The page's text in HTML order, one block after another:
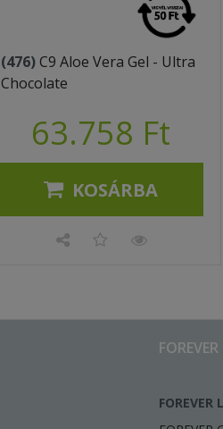
(476)C9 Aloe Vera Gel - Ultra
Chocolate
63.758 Ft
KOSÁRBA
FOREVER